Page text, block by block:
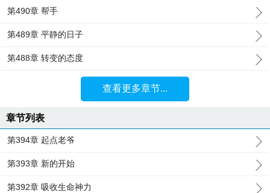
第490章 帮手
第489章 平静的日子
第488章 转变的态度
查看更多章节...
章节列表
第394章 起点老爷
第393章 新的开始
第392章 吸收生命神力